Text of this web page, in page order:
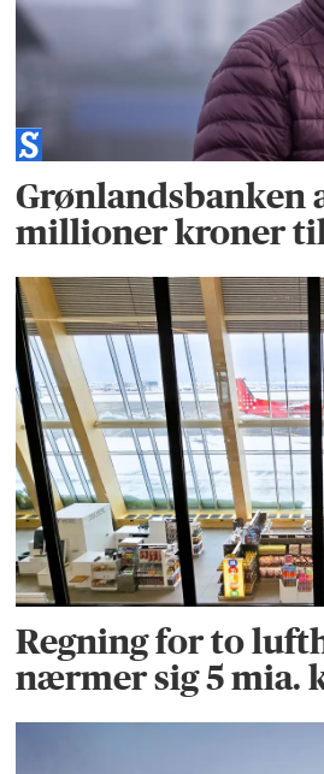
Grønlandsbanken
millioner kroner
Regning for to
nærmer sig 5 mia.